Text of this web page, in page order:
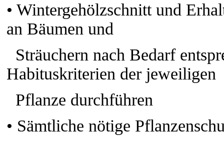
• Wintergehölzschnitt und
an Bäumen und
Sträuchern nach Bedarf
Habituskriterien der jeweiligen
Pflanze durchführen
• Sämtliche nötige